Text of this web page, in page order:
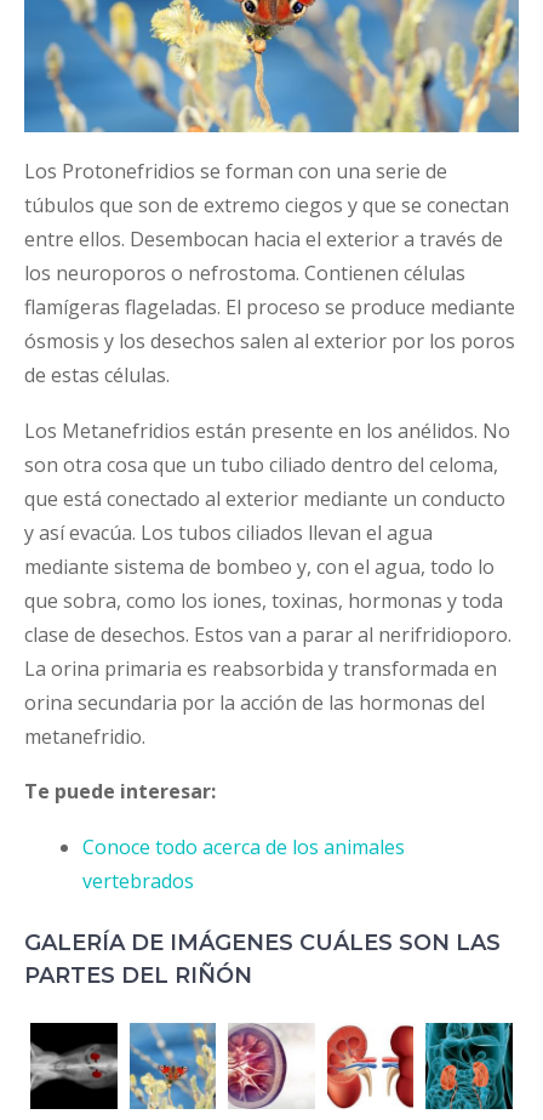
Los Protonefridios se forman con una serie de
túbulos que son de extremo ciegos y que se conectan
entre ellos. Desembocan hacia el exterior a través de
los neuroporos o nefrostoma. Contienen células
flamígeras flageladas. El proceso se produce mediante
ósmosis y los desechos salen al exterior por los poros
de estas células.
Los Metanefridios están presente en los anélidos. No
son otra cosa que un tubo ciliado dentro del celoma,
que está conectado al exterior mediante un conducto
y así evacúa. Los tubos ciliados llevan el agua
mediante sistema de bombeo y, con el agua, todo lo
que sobra, como los iones, toxinas, hormonas y toda
clase de desechos. Estos van a parar al nerifridioporo.
La orina primaria es reabsorbida y transformada en
orina secundaria por la acción de las hormonas del
metanefridio.
Te puede interesar:
Conoce todo acerca de los animales
vertebrados
GALERÍA DE IMÁGENES CUÁLES SON LAS
PARTES DEL RIÑÓN